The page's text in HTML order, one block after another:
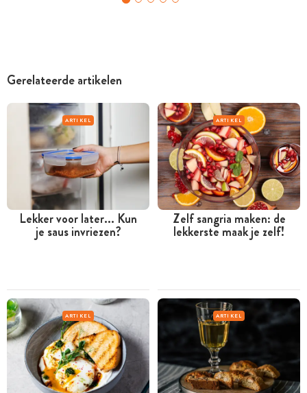
Gerelateerde artikelen
ARTIKEL
Lekker voor later... Kun
je saus invriezen?
ARTIKEL
Zelf sangria maken: de
lekkerste maak je zelf!
ARTIKEL ARTIKEL